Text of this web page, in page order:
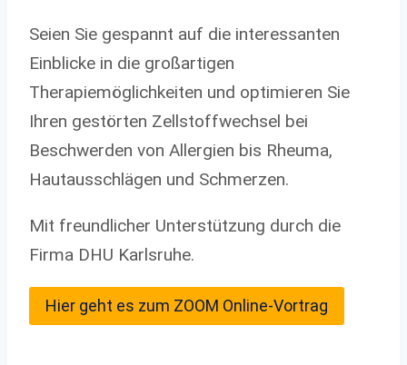
Seien Sie gespannt auf die interessanten
Einblicke in die großartigen
Therapiemöglichkeiten und optimieren Sie
Ihren gestörten Zellstoffwechsel bei
Beschwerden von Allergien bis Rheuma,
Hautausschlägen und Schmerzen.
Mit freundlicher Unterstützung durch die
Firma DHU Karlsruhe.
Hier geht es zum ZOOM Online-Vortrag